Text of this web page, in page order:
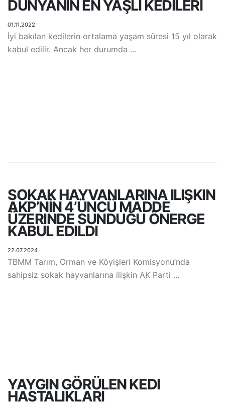
DÜNYANIN EN YAŞLI KEDILERI
01.11.2022
İyi bakılan kedilerin ortalama yaşam süresi 15 yıl olarak
kabul edilir. Ancak her durumda ...
SOKAK HAYVANLARINA ILIŞKIN
AKP’NİN 4’ÜNCÜ MADDE
ÜZERINDE SUNDUĞU ÖNERGE
KABUL EDILDI
22.07.2024
TBMM Tarım, Orman ve Köyişleri Komisyonu’nda
sahipsiz sokak hayvanlarına ilişkin AK Parti ...
YAYGIN GÖRÜLEN KEDI
HASTALIKLARI